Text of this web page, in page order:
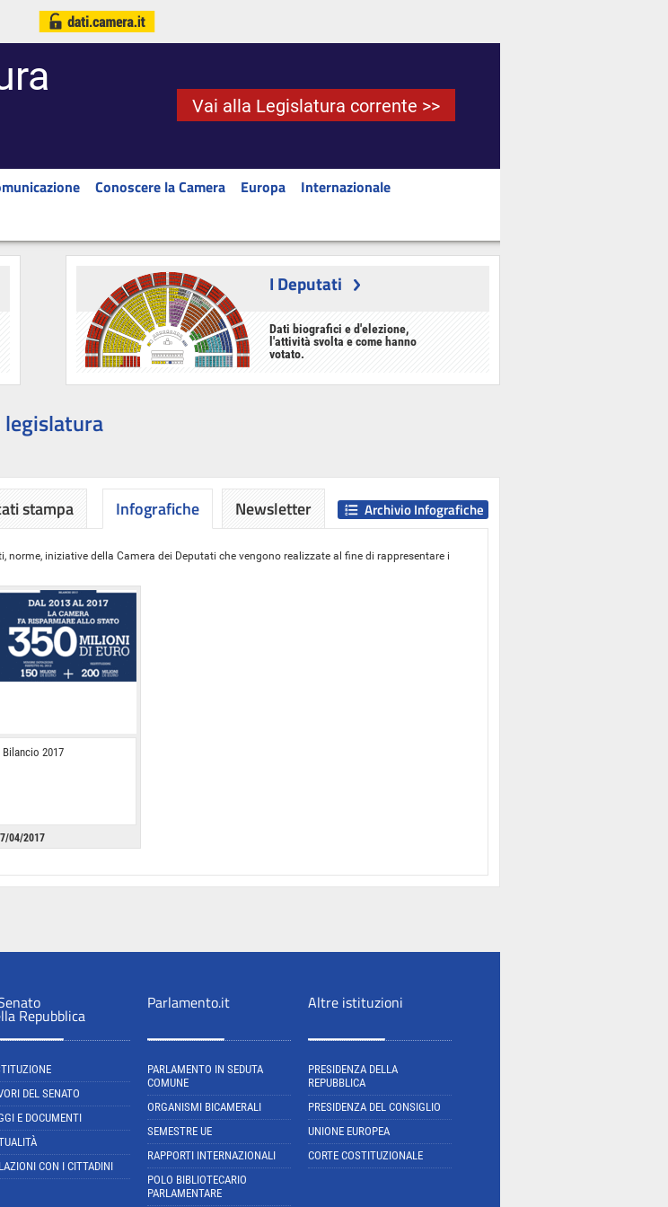
Vai alla Legislatura corrente >>
Conoscere la Camera Europa
Internazionale
I Deputati
Dati biografici e d'elezione,
l'attività svolta e come hanno
votato.
legislatura
stampa Infografiche
iniziative della Camera dei Deputati che vengono realizzate al fine di rappresentare i
Bilancio 2017
04/2017
Archivio Infografiche
Newsletter
Repubblica
DEL SENATO
E DOCUMENTI
CON I CITTADINI
Parlamento.it
PARLAMENTO IN SEDUTA
COMUNE
ORGANISMI BICAMERALI
SEMESTRE UE
RAPPORTI INTERNAZIONALI
POLO BIBLIOTECARIO
PARLAMENTARE
Altre istituzioni
PRESIDENZA DELLA
REPUBBLICA
PRESIDENZA DEL CONSIGLIO
UNIONE EUROPEA
CORTE COSTITUZIONALE